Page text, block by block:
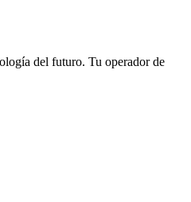
del futuro. Tu operador de